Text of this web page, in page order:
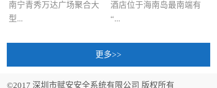
南宁青秀万达广场聚合大
型...
酒店位于海南岛最南端有
“...
中国的海岛天堂”之美称的
更多>>
©2017 深圳市赋安安全系统有限公司 版权所有